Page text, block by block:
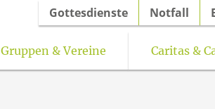
Gruppen & Vereine Caritas &
Gottesdienste Notfall